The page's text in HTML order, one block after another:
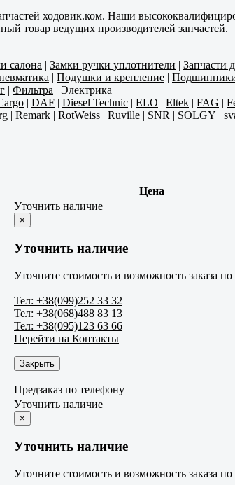
ходовик.ком. Наши
товар ведущих производителей запчастей.
салона | Замки ручки уплотнители | Запчасти
| Подушки и крепление |
| Фильтра | Электрика
| DAF | Diesel Technic | ELO | Eltek | FAG |
| Remark | RotWeiss | Ruville | SNR | SOLGY |
Цена
Уточнить наличие
×
Уточнить наличие
Уточните стоимость и возможность заказа
Тел: +38(099)252 33 32
Тел: +38(068)488 83 13
Тел: +38(095)123 63 66
Перейти на Контакты
Закрыть
Предзаказ по телефону
Уточнить наличие
×
Уточнить наличие
Уточните стоимость и возможность заказа